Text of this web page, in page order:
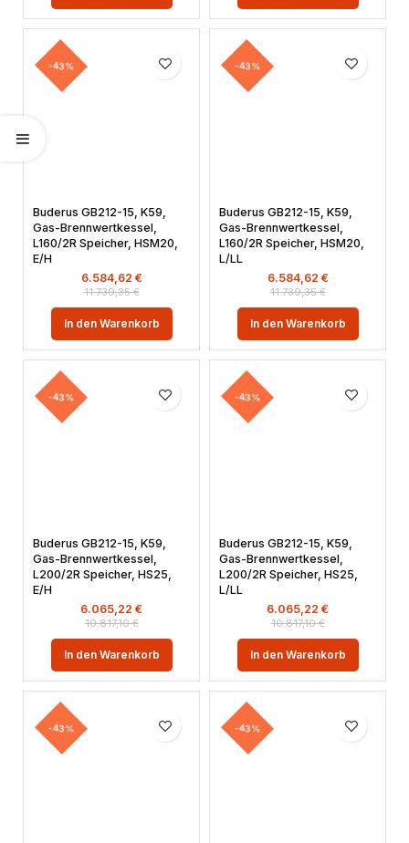
-43%
Buderus GB212-15, K59,
Gas-Brennwertkessel,
L160/2R Speicher, HSM20,
E/H
11.739,35€
6.584,62 €
In den Warenkorb
-43%
Buderus GB212-15, K59,
Gas-Brennwertkessel,
L160/2R Speicher, HSM20,
L/LL
11.739,35€
6.584,62 €
In den Warenkorb
-43%
Buderus GB212-15, K59,
Gas-Brennwertkessel,
L200/2R Speicher, HS25,
E/H
10.817,10€
6.065,22 €
In den Warenkorb
-43%
Buderus GB212-15, K59,
Gas-Brennwertkessel,
L200/2R Speicher, HS25,
L/LL
10.817,10€
6.065,22 €
In den Warenkorb
-43% -43%